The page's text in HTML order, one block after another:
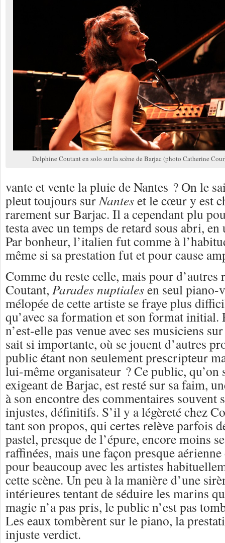
Delphine Coutant en solo sur la scène de Barjac (photo Catherine
vante et vente la pluie de Nantes ? On le
pleut toujours sur Nanteset le cœur y est
rarement sur Barjac. Il a cependant plu
testa avec un temps de retard sous abri,
Par bonheur, l’italien fut comme à
même si sa prestation fut et pour cause
Comme du reste celle, mais pour d’autres
Coutant, Parades nuptialesen seul piano-
mélopée de cette artiste se fraye plus
qu’avec sa formation et son format initial.
n’est-elle pas venue avec ses musiciens
sait si importante, où se jouent d’autres
public étant non seulement prescripteur
lui-même organisateur ? Ce public,
exigeant de Barjac, est resté sur sa faim,
à son encontre des commentaires souvent
injustes, définitifs. S’il y a légèreté chez
tant son propos, qui certes relève parfois
pastel, presque de l’épure, encore moins
raffinées, mais une façon presque
pour beaucoup avec les artistes
cette scène. Un peu à la manière d’une
intérieures tentant de séduire les marins
magie n’a pas pris, le public n’est pas
Les eaux tombèrent sur le piano, la
injuste verdict.